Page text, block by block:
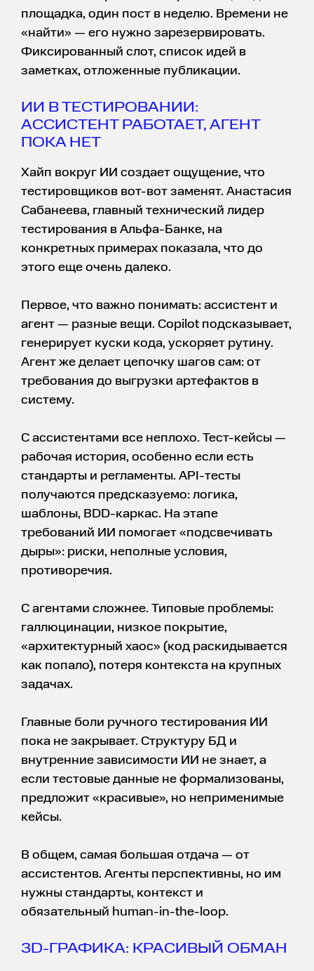
площадка, один пост в неделю. Времени не
«найти» — его нужно зарезервировать.
Фиксированный слот, список идей в
заметках, отложенные публикации.
ИИ В ТЕСТИРОВАНИИ:
АССИСТЕНТ РАБОТАЕТ, АГЕНТ
ПОКА НЕТ
Хайп вокруг ИИ создает ощущение, что
тестировщиков вот-вот заменят. Анастасия
Сабанеева, главный технический лидер
тестирования в Альфа-Банке, на
конкретных примерах показала, что до
этого еще очень далеко.
Первое, что важно понимать: ассистент и
агент — разные вещи. Copilot подсказывает,
генерирует куски кода, ускоряет рутину.
Агент же делает цепочку шагов сам: от
требования до выгрузки артефактов в
систему.
С ассистентами все неплохо. Тест-кейсы —
рабочая история, особенно если есть
стандарты и регламенты. API-тесты
получаются предсказуемо: логика,
шаблоны, BDD-каркас. На этапе
требований ИИ помогает «подсвечивать
дыры»: риски, неполные условия,
противоречия.
С агентами сложнее. Типовые проблемы:
галлюцинации, низкое покрытие,
«архитектурный хаос» (код раскидывается
как попало), потеря контекста на крупных
задачах.
Главные боли ручного тестирования ИИ
пока не закрывает. Структуру БД и
внутренние зависимости ИИ не знает, а
если тестовые данные не формализованы,
предложит «красивые», но неприменимые
кейсы.
В общем, самая большая отдача — от
ассистентов. Агенты перспективны, но им
нужны стандарты, контекст и
обязательный human-in-the-loop.
3D-ГРАФИКА: КРАСИВЫЙ ОБМАН